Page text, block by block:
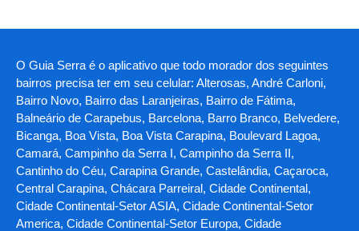
O Guia Serra é o aplicativo que todo morador dos seguintes
bairros precisa ter em seu celular: Alterosas, André Carloni,
Bairro Novo, Bairro das Laranjeiras, Bairro de Fátima,
Balneário de Carapebus, Barcelona, Barro Branco, Belvedere,
Bicanga, Boa Vista, Boa Vista Carapina, Boulevard Lagoa,
Camará, Campinho da Serra I, Campinho da Serra II,
Cantinho do Céu, Carapina Grande, Castelândia, Caçaroca,
Central Carapina, Chácara Parreiral, Cidade Continental,
Cidade Continental-Setor ASIA, Cidade Continental-Setor
America, Cidade Continental-Setor Europa, Cidade